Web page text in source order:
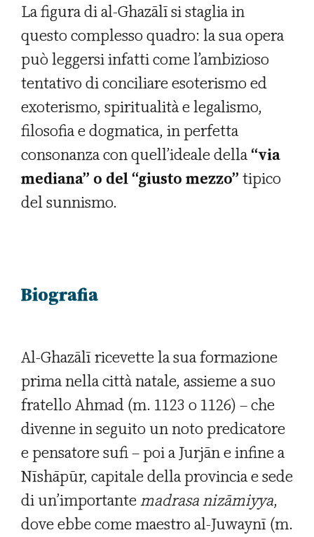
La figura di al-Ghazālīsi staglia in
questo complesso quadro: la sua opera
può leggersi infatti come l’ambizioso
tentativo di conciliare esoterismo ed
exoterismo, spiritualità e legalismo,
filosofia e dogmatica, in perfetta
consonanza con quell’ideale della“via
mediana” o del “giusto mezzo” tipico
del sunnismo.
Biografia
Al-Ghazālī ricevette la sua formazione
prima nella città natale, assieme a suo
fratello Ahmad (m. 1123 o 1126) – che
divenne in seguito un noto predicatore
e pensatore sufi – poi a Jurjān e infine a
Nīshāpūr, capitale della provincia e sede
di un’importantemadrasa nizāmiyya,
dove ebbe come maestro al-Juwaynī (m.